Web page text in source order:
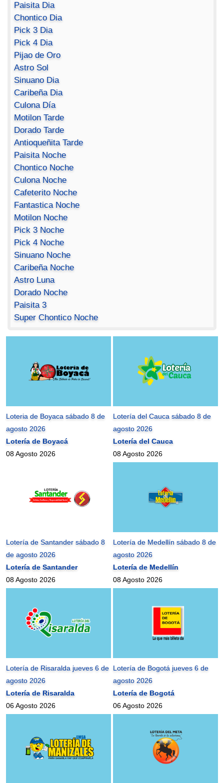
Paisita Dia
Chontico Dia
Pick 3 Dia
Pick 4 Dia
Pijao de Oro
Astro Sol
Sinuano Dia
Caribeña Dia
Culona Día
Motilon Tarde
Dorado Tarde
Antioqueñita Tarde
Paisita Noche
Chontico Noche
Culona Noche
Cafeterito Noche
Fantastica Noche
Motilon Noche
Pick 3 Noche
Pick 4 Noche
Sinuano Noche
Caribeña Noche
Astro Luna
Dorado Noche
Paisita 3
Super Chontico Noche
Loteria de Boyaca sábado 8 de
agosto 2026
Lotería de Boyacá
08 Agosto 2026
Lotería del Cauca sábado 8 de
agosto 2026
Lotería del Cauca
08 Agosto 2026
Lotería de Santander sábado 8
de agosto 2026
Lotería de Santander
08 Agosto 2026
Lotería de Medellín sábado 8 de
agosto 2026
Lotería de Medellín
08 Agosto 2026
Lotería de Risaralda jueves 6 de
agosto 2026
Lotería de Risaralda
06 Agosto 2026
Lotería de Bogotá jueves 6 de
agosto 2026
Lotería de Bogotá
06 Agosto 2026